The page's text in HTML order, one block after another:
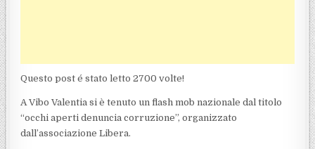
Questo post é stato letto 2700 volte!
A Vibo Valentia si è tenuto un flash mob nazionale dal titolo
“occhi aperti denuncia corruzione”, organizzato
dall’associazione Libera.